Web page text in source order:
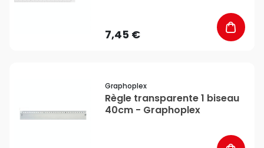
7,45 €
Graphoplex
Règle transparente 1 biseau
40cm - Graphoplex